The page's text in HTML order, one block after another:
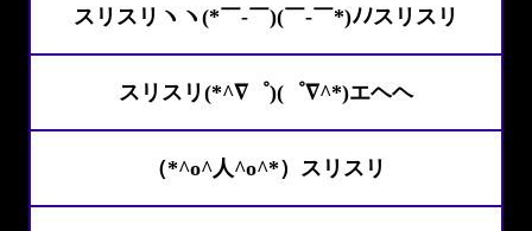
スリスリヽヽ(*￣-￣)(￣-￣*)ﾉﾉスリスリ
スリスリ(*^∇゜)(゜∇^*)エヘヘ
（*^o^人^o^*）スリスリ